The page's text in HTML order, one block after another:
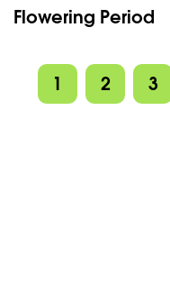
Flowering Period
1 2 3